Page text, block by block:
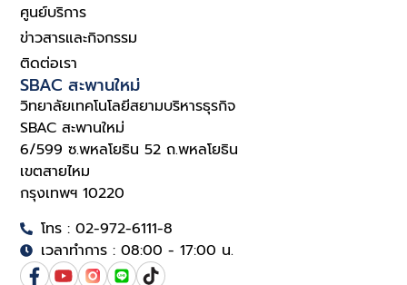
ศูนย์บริการ
ข่าวสารและกิจกรรม
ติดต่อเรา
SBAC สะพานใหม่
วิทยาลัยเทคโนโลยีสยามบริหารธุรกิจ
SBAC สะพานใหม่
6/599 ซ.พหลโยธิน 52 ถ.พหลโยธิน
เขตสายไหม
กรุงเทพฯ 10220
โทร : 02-972-6111-8
เวลาทำการ : 08:00 - 17:00 น.